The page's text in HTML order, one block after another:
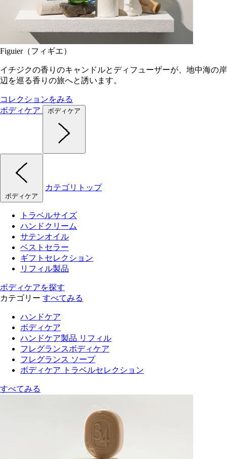
Figuier（フィギエ）
イチジクの香りのキャンドルとディフューザーが、地中海の岸
辺を巡る香りの旅へと誘います。
コレクションをみる
ボディケア
ボディケア
ボディケア
カテゴリトップ
トラベルサイズ
ハンドクリーム
サテンオイル
ベストセラー
ギフトセレクション
リフィル製品
ボディケアを探す
カテゴリー すべてみる
ハンドケア
ボディケア
ハンドケア製品 リフィル
フレグランスボディケア
フレグランス ソープ
ボディケア トラベルセレクション
すべてみる